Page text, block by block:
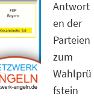
Antwort
en der
Parteien
zum
Wahlprü
fstein